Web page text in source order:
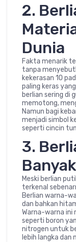
2.
Dunia
Fakta menarik
tanpa
kekerasan 10
paling keras
berlian sering di
memotong,
Namun bagi
menjadi simbol
seperti cincin
3.
Meski berlian
terkenal
Berlian warna-
dan bahkan
Warna-warna
seperti boron
nitrogen untuk
lebih langka dan